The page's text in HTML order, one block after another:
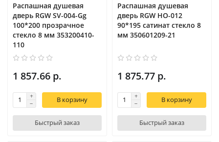
Распашная душевая
дверь RGW SV-004-Gg
100*200 прозрачное
стекло 8 мм 353200410-
110
1 857.66 р.
В корзину
Быстрый заказ
Распашная душевая
дверь RGW HO-012
90*195 сатинат стекло 8
мм 350601209-21
1 875.77 р.
В корзину
Быстрый заказ